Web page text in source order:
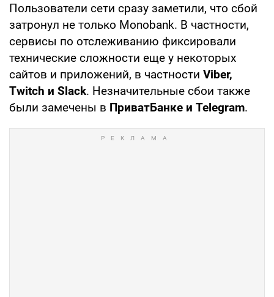
Пользователи сети сразу заметили, что сбой
затронул не только Monobank. В частности,
сервисы по отслеживанию фиксировали
технические сложности еще у некоторых
сайтов и приложений, в частности Viber,
Twitch и Slack. Незначительные сбои также
были замечены в ПриватБанке и Telegram.